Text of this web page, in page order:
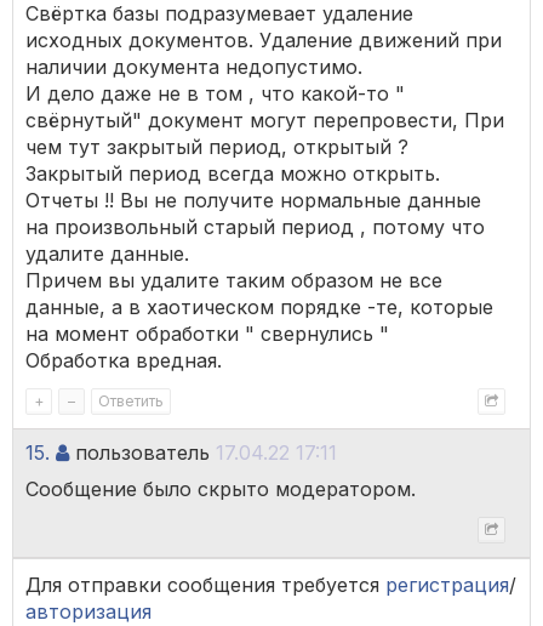
Свёртка базы подразумевает удаление
исходных документов. Удаление движений при
наличии документа недопустимо.
И дело даже не в том , что какой-то "
свёрнутый" документ могут перепровести, При
чем тут закрытый период, открытый ?
Закрытый период всегда можно открыть.
Отчеты !! Вы не получите нормальные данные
на произвольный старый период , потому что
удалите данные.
Причем вы удалите таким образом не все
данные, а в хаотическом порядке -те, которые
на момент обработки " свернулись "
Обработка вредная.
+ – Ответить
15. пользователь 17.04.22 17:11
Сообщение было скрыто модератором.
Для отправки сообщения требуется регистрация/
авторизация